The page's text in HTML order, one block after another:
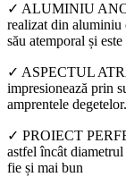
✓ ALUMINIU
realizat din aluminiu
său atemporal și
✓ ASPECTUL
impresionează prin
amprentele degetelor.
✓ PROIECT
astfel încât
fie și mai bun